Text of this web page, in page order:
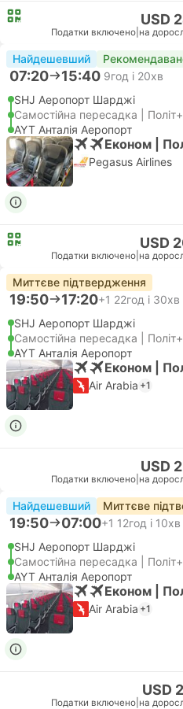
USD
Податки включено на
Найдешевший
07:20 15:40 9год і 20хв
SHJ Аеропорт Шарджі
Самостійна пересадка |
AYT Анталія Аеропорт
Економ |
Pegasus Airlines
USD
Податки включено на
Миттєве підтвердження
19:50 17:20+1 22год і 30хв
SHJ Аеропорт Шарджі
Самостійна пересадка |
AYT Анталія Аеропорт
Економ |
Air Arabia +1
USD
Податки включено на
Найдешевший Миттєве
19:50 07:00+1 12год і 10хв
SHJ Аеропорт Шарджі
Самостійна пересадка |
AYT Анталія Аеропорт
Економ |
Air Arabia +1
USD
Податки включено на